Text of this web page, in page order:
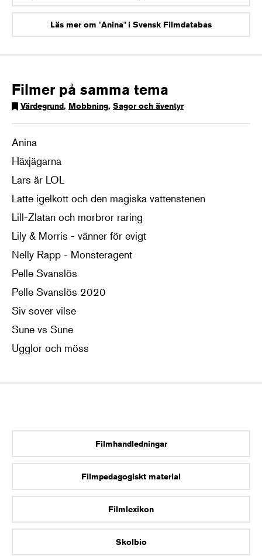
Läs mer om "Anina" i Svensk Filmdatabas
Filmer på samma tema
Värdegrund, Mobbning, Sagor och äventyr
Anina
Häxjägarna
Lars är LOL
Latte igelkott och den magiska vattenstenen
Lill-Zlatan och morbror raring
Lily & Morris - vänner för evigt
Nelly Rapp - Monsteragent
Pelle Svanslös
Pelle Svanslös 2020
Siv sover vilse
Sune vs Sune
Ugglor och möss
Filmhandledningar
Filmpedagogiskt material
Filmlexikon
Skolbio